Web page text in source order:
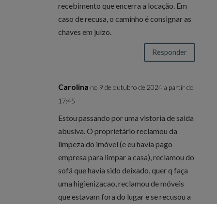
recebimento que encerra a locação. Em
caso de recusa, o caminho é consignar as
chaves em juízo.
Responder
Carolina no 9 de outubro de 2024 a partir do
17:45
Estou passando por uma vistoria de saida
abusiva. O proprietário reclamou da
limpeza do imóvel (e eu havia pago
empresa para limpar a casa), reclamou do
sofá que havia sido deixado, quer q faça
uma higienizacao, reclamou de móveis
que estavam fora do lugar e se recusou a